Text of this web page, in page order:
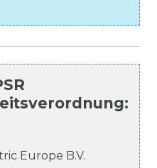
:
Europe B.V.